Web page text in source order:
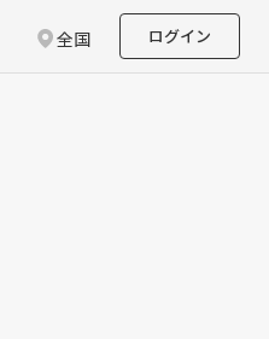
全国 ログイン